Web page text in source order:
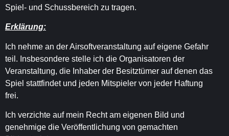
Spiel- und Schussbereich zu tragen.
Erklärung:
Ich nehme an der Airsoftveranstaltung auf eigene Gefahr
teil. Insbesondere stelle ich die Organisatoren der
Veranstaltung, die Inhaber der Besitztümer auf denen das
Spiel stattfindet und jeden Mitspieler von jeder Haftung
frei.
Ich verzichte auf mein Recht am eigenen Bild und
genehmige die Veröffentlichung von gemachten